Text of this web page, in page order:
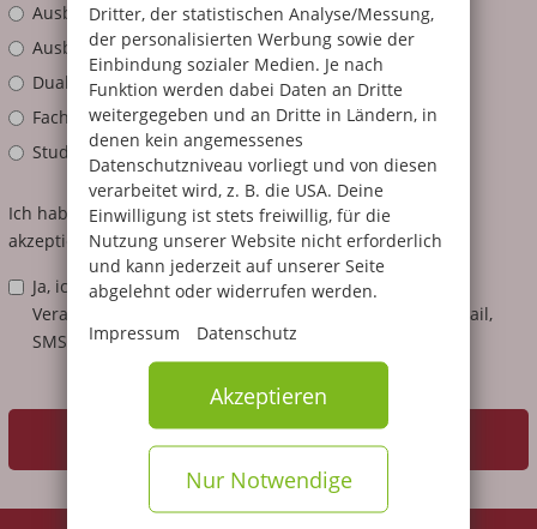
Dritter, der statistischen Analyse/Messung,
der personalisierten Werbung sowie der
Einbindung sozialer Medien. Je nach
Funktion werden dabei Daten an Dritte
weitergegeben und an Dritte in Ländern, in
denen kein angemessenes
Datenschutzniveau vorliegt und von diesen
verarbeitet wird, z. B. die USA. Deine
Einwilligung ist stets freiwillig, für die
Nutzung unserer Website nicht erforderlich
und kann jederzeit auf unserer Seite
abgelehnt oder widerrufen werden.
Impressum
Datenschutz
Akzeptieren
Nur Notwendige
Ausbildung
Ausbildungsbegleitendes Studium
Duales Studium mit Praxispartner
Fachhochschulreife und Abitur
Studium und Berufsabschluss
Ich habe die Hinweise zumDatenschutz gelesen und
akzeptiere diese.
Ja, ich möchte exklusive Infos zur Ausbildung,
Veranstaltungen und Rabattaktionen bequem per E-Mail,
SMS und WhatsApp erhalten.
Zum kostenlosen Infopaket